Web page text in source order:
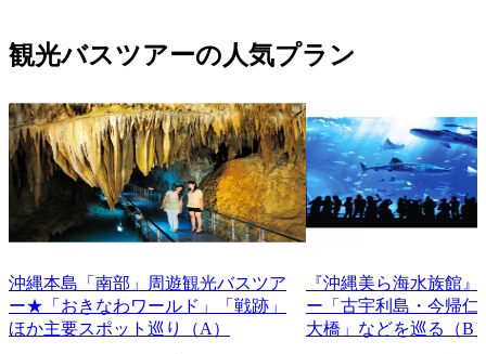
観光バスツアーの人気プラン
沖縄本島「南部」周遊観光バスツア
ー★「おきなわワールド」「戦跡」
ほか主要スポット巡り（A）
『沖縄美ら海水族館
ー「古宇利島・今帰仁
大橋」などを巡る（B